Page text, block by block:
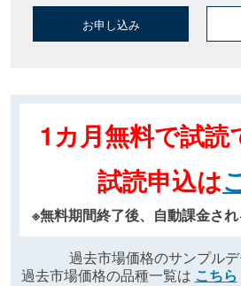
お申し込み
1カ月無料で試読
試読申込は
※無料期間終了後、自動課金さ
過去市場価格のサンプル
過去市場価格の品種一覧は こちら